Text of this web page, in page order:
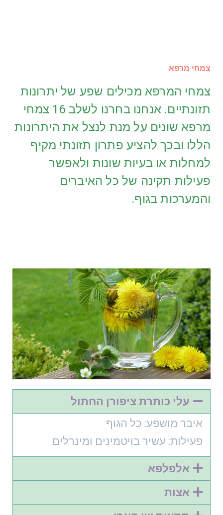
צמחי מרפא
צמחי המרפא מכילים שפע של יתרונות
תזונתיים. אנחנו בחרנו לשלב 16 צמחי
מרפא שונים על מנת לנצל את היתרונות
הללו ובכך להציע פתרון תזונתי מקיף
למחלות או בעיות שונות ולאפשר
פעילות תקינה של כל האיברים
והמערכות בגוף.
עלי כותרת ציפורן החתול
איבר מושפע: כל הגוף
פעילות: עשיר בויטמינים ומינרלים
אלפלפא
אצות